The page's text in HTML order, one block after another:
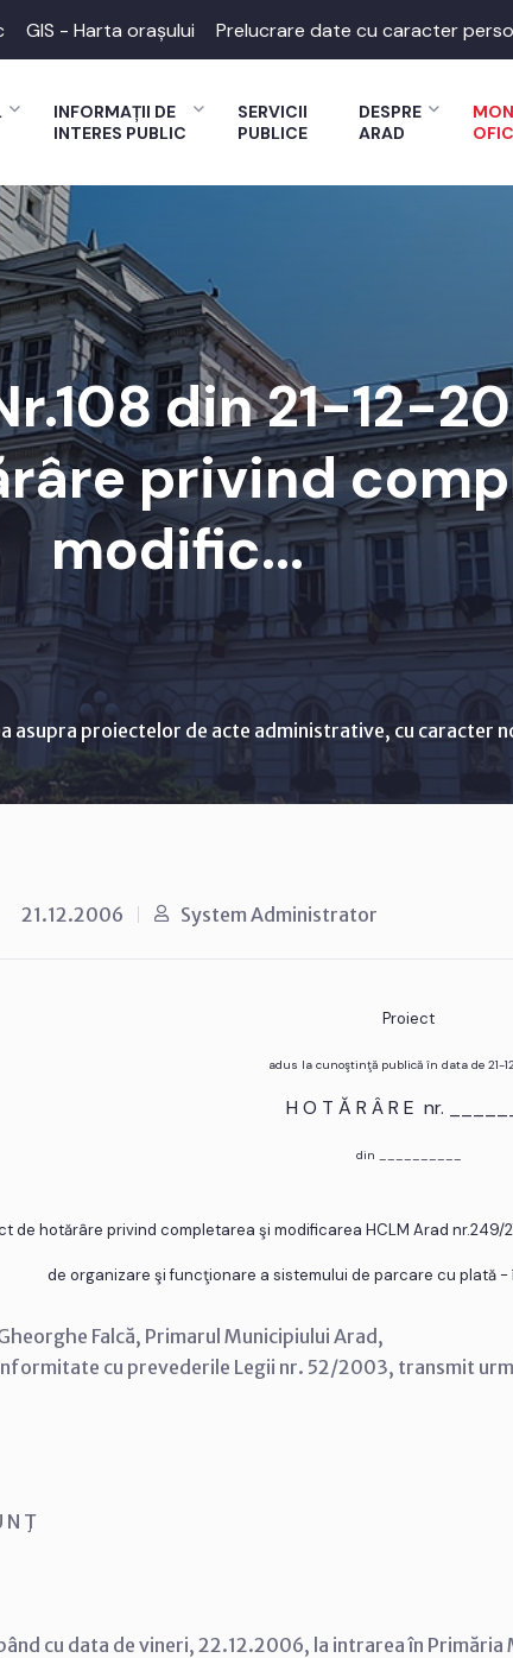
GIS - Harta orașului Prelucrare date cu caracter
INFORMAȚII DE
INTERES PUBLIC
SERVICII
PUBLICE
DESPRE
ARAD
din 21-12-
privind
modific...
asupra proiectelor de acte administrative, cu caracter
21.12.2006 System Administrator
Proiect
adus la cunoştinţă publică în data de 21-
H O T Ă R Â R E nr.
din __________
de hotărâre privind completarea şi modificarea HCLM Arad
de organizare şi funcţionare a sistemului de parcare cu plată
Falcă, Primarul Municipiului Arad,
cu prevederile Legii nr. 52/2003, transmit
N Ţ
cu data de vineri, 22.12.2006, la intrarea în